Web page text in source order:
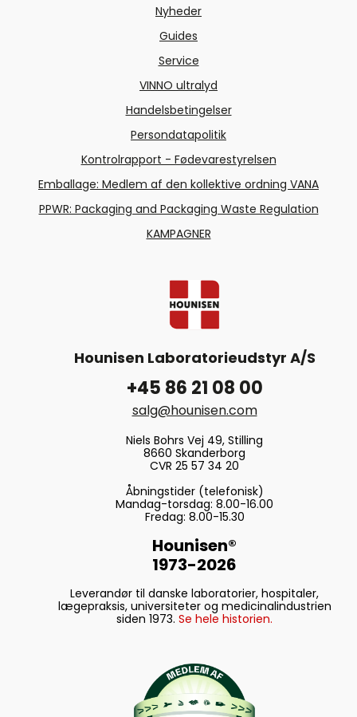
Nyheder
Guides
Service
VINNO ultralyd
Handelsbetingelser
Persondatapolitik
Kontrolrapport - Fødevarestyrelsen
Emballage: Medlem af den kollektive ordning VANA
PPWR: Packaging and Packaging Waste Regulation
KAMPAGNER
Hounisen Laboratorieudstyr A/S
+45 86 21 08 00
salg@hounisen.com
Niels Bohrs Vej 49, Stilling
8660 Skanderborg
CVR 25 57 34 20
Åbningstider (telefonisk)
Mandag-torsdag: 8.00-16.00
Fredag: 8.00-15.30
Hounisen®
1973-2026
Leverandør til danske laboratorier, hospitaler,
lægepraksis, universiteter og medicinalindustrien
siden 1973. Se hele historien.